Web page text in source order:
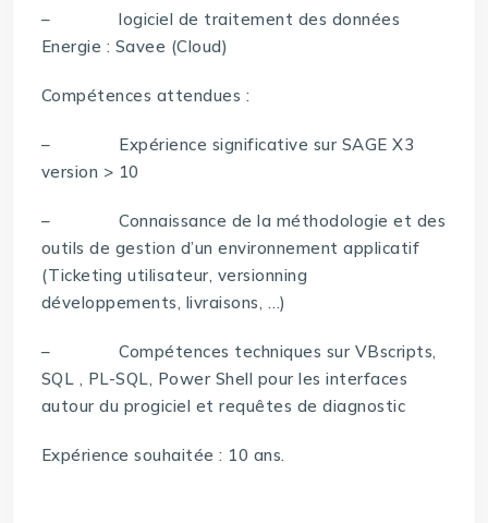
– logiciel de traitement des données
Energie : Savee (Cloud)
Compétences attendues :
– Expérience significative sur SAGE X3
version > 10
– Connaissance de la méthodologie et des
outils de gestion d’un environnement applicatif
(Ticketing utilisateur, versionning
développements, livraisons, …)
– Compétences techniques sur VBscripts,
SQL , PL-SQL, Power Shell pour les interfaces
autour du progiciel et requêtes de diagnostic
Expérience souhaitée : 10 ans.